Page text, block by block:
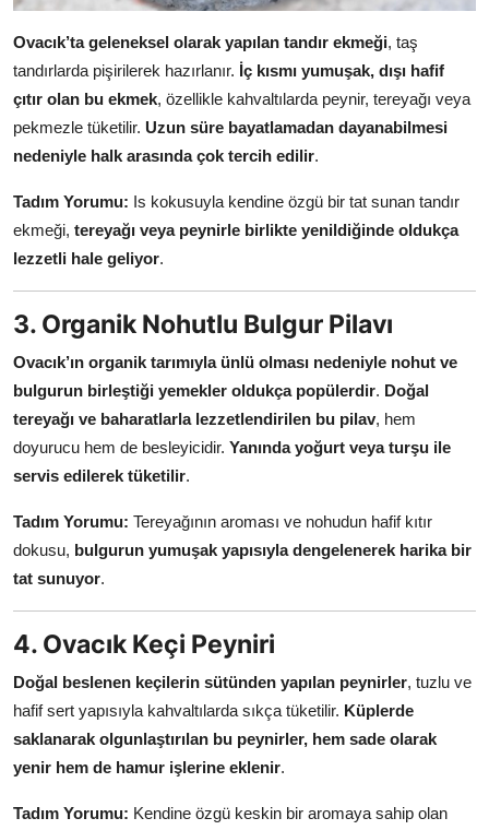
Ovacık’ta geleneksel olarak yapılan tandır ekmeği, taş
tandırlarda pişirilerek hazırlanır. İç kısmı yumuşak, dışı hafif
çıtır olan bu ekmek, özellikle kahvaltılarda peynir, tereyağı veya
pekmezle tüketilir. Uzun süre bayatlamadan dayanabilmesi
nedeniyle halk arasında çok tercih edilir.
Tadım Yorumu: Is kokusuyla kendine özgü bir tat sunan tandır
ekmeği, tereyağı veya peynirle birlikte yenildiğinde oldukça
lezzetli hale geliyor.
3. Organik Nohutlu Bulgur Pilavı
Ovacık’ın organik tarımıyla ünlü olması nedeniyle nohut ve
bulgurun birleştiği yemekler oldukça popülerdir. Doğal
tereyağı ve baharatlarla lezzetlendirilen bu pilav, hem
doyurucu hem de besleyicidir. Yanında yoğurt veya turşu ile
servis edilerek tüketilir.
Tadım Yorumu: Tereyağının aroması ve nohudun hafif kıtır
dokusu, bulgurun yumuşak yapısıyla dengelenerek harika bir
tat sunuyor.
4. Ovacık Keçi Peyniri
Doğal beslenen keçilerin sütünden yapılan peynirler, tuzlu ve
hafif sert yapısıyla kahvaltılarda sıkça tüketilir. Küplerde
saklanarak olgunlaştırılan bu peynirler, hem sade olarak
yenir hem de hamur işlerine eklenir.
Tadım Yorumu: Kendine özgü keskin bir aromaya sahip olan